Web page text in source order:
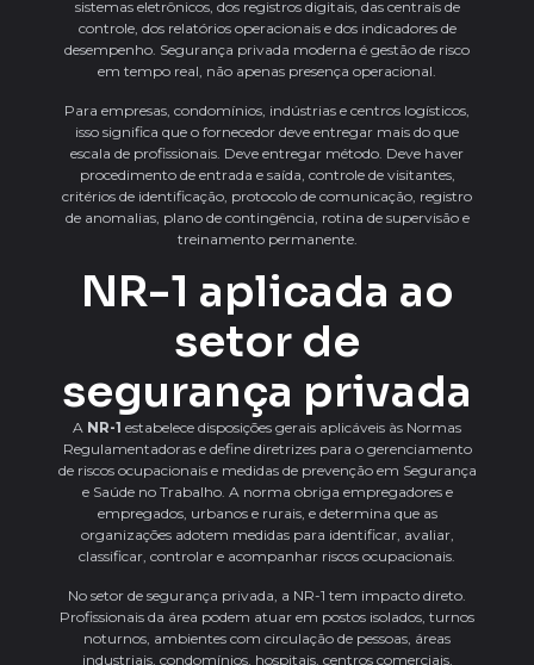
sistemas eletrônicos, dos registros digitais, das centrais de
controle, dos relatórios operacionais e dos indicadores de
desempenho. Segurança privada moderna é gestão de risco
em tempo real, não apenas presença operacional.
Para empresas, condomínios, indústrias e centros logísticos,
isso significa que o fornecedor deve entregar mais do que
escala de profissionais. Deve entregar método. Deve haver
procedimento de entrada e saída, controle de visitantes,
critérios de identificação, protocolo de comunicação, registro
de anomalias, plano de contingência, rotina de supervisão e
treinamento permanente.
NR-1 aplicada ao
setor de
segurança privada
A NR-1 estabelece disposições gerais aplicáveis às Normas
Regulamentadoras e define diretrizes para o gerenciamento
de riscos ocupacionais e medidas de prevenção em Segurança
e Saúde no Trabalho. A norma obriga empregadores e
empregados, urbanos e rurais, e determina que as
organizações adotem medidas para identificar, avaliar,
classificar, controlar e acompanhar riscos ocupacionais.
No setor de segurança privada, a NR-1 tem impacto direto.
Profissionais da área podem atuar em postos isolados, turnos
noturnos, ambientes com circulação de pessoas, áreas
industriais, condomínios, hospitais, centros comerciais,